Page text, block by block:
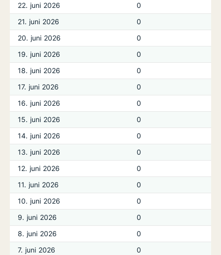
22. juni 2026
0
21. juni 2026
0
20. juni 2026
0
19. juni 2026
0
18. juni 2026
0
17. juni 2026
0
16. juni 2026
0
15. juni 2026
0
14. juni 2026
0
13. juni 2026
0
12. juni 2026
0
11. juni 2026
0
10. juni 2026
0
9. juni 2026
0
8. juni 2026
0
7. juni 2026
0